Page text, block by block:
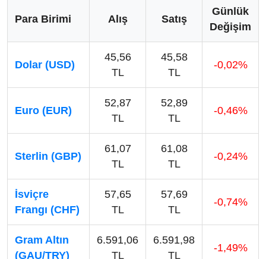
Para Birimi Alış Satış
Günlük
Değişim
Dolar (USD)
45,56
TL
45,58
TL
-0,02%
Euro (EUR)
52,87
TL
52,89
TL
-0,46%
Sterlin (GBP)
61,07
TL
61,08
TL
-0,24%
İsviçre
Frangı (CHF)
57,65
TL
57,69
TL
-0,74%
Gram Altın
(GAU/TRY)
6.591,06
TL
6.591,98
TL
-1,49%